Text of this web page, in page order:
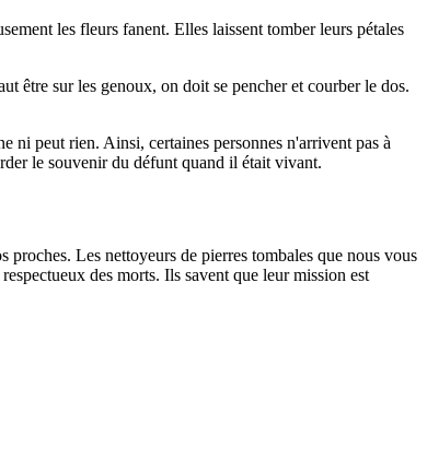
les fleurs fanent. Elles laissent tomber leurs pétales
être sur les genoux, on doit se pencher et courber le dos.
ni peut rien. Ainsi, certaines personnes n'arrivent pas à
le souvenir du défunt quand il était vivant.
Les nettoyeurs de pierres tombales que nous vous
des morts. Ils savent que leur mission est